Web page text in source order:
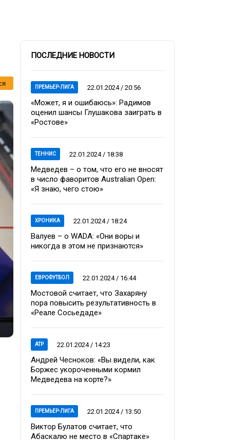
ПОСЛЕДНИЕ НОВОСТИ
ПРЕМЬЕР-ЛИГА 22.01.2024 / 20:56
«Может, я и ошибаюсь»: Радимов
оценил шансы Глушакова заиграть в
«Ростове»
ТЕННИС 22.01.2024 / 18:38
Медведев – о том, что его не вносят
в число фаворитов Australian Open:
«Я знаю, чего стою»
ХРОНИКА 22.01.2024 / 18:24
Валуев – о WADA: «Они воры и
никогда в этом не признаются»
ЕВРОФУТБОЛ 22.01.2024 / 16:44
Мостовой считает, что Захаряну
пора повысить результативность в
«Реале Сосьедаде»
ATP 22.01.2024 / 14:23
Андрей Чесноков: «Вы видели, как
Боржес укороченными кормил
Медведева на корте?»
ПРЕМЬЕР-ЛИГА 22.01.2024 / 13:50
Виктор Булатов считает, что
Абаскалю не место в «Спартаке»